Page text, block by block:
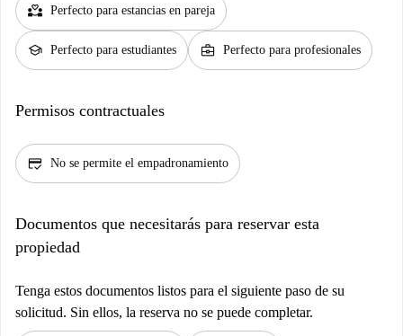
partner_heart Perfecto para estancias en pareja
school Perfecto para estudiantes business_center Perfecto para profesionales
Permisos contractuales
credit_score No se permite el empadronamiento
Documentos que necesitarás para reservar esta
propiedad
Tenga estos documentos listos para el siguiente paso de su
solicitud. Sin ellos, la reserva no se puede completar.